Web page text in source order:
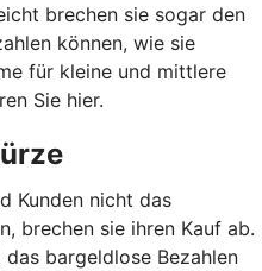
brechen sie sogar den
können, wie sie
für kleine und mittlere
Sie hier.
Kunden nicht das
brechen sie ihren Kauf ab.
bargeldlose Bezahlen